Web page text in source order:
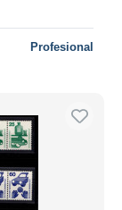
Profesional